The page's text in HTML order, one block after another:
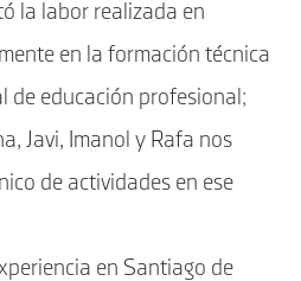
la labor realizada en
en la formación técnica
de educación profesional;
Javi, Imanol y Rafa nos
de actividades en ese
en Santiago de